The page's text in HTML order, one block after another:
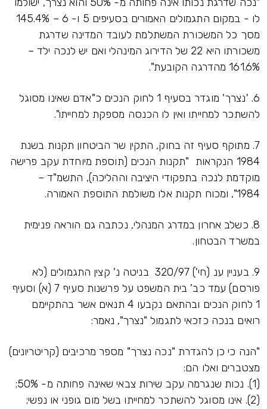
לו - במקום התגמולים האמורים בסעיפים 5 ו- 6 – 145.4%
מסך כל המשכורת המשתלמת לעובד המדינה שדרגת
משכורתו היא 22 של הדירוג המינהלי ואם יש לנכה ילד –
161.6% מהדרגה הקובעת".
6. 'נצרך' מוגדר בסעיף 1 לחוק הנכים כ"אדם שאינו מסוגל
להשתכר למחייתו ואין לו הכנסה מספקת למחייתו".
7. מתוקף סעיף זה בחוק, התקין שר הביטחון תקנות בשנת
1984 הנקראות "תקנות הנכים (תוספת מיוחדת עקב פרישה
מוקדמת לנכה בתפקודי היציבה וההליכה), התשמ"ד –
1984", ומכוח תקנות אלו משולמת התוספת האמורה.
8. כשלב אחרון במדרג המנהלי, נכתבה גם הוראה פנימית
במשרד הבטחון.
9. בעניין ענ (חי') 320/97 בניטה נ' קצין התגמולים (לא
פורסם) עמד כב' בית המשפט על פרשנות סעיף 7 (א) וסעיף
1 לחוק הנכים ובהתאם נקבעו 4 תנאים אשר בהתקיימם
רואים בנכה כזכאי לתגמול "נצרך", נאמר:
"הנה כי כן להגדרת "נכה נצרך" מספר מרכיבים (קריטריונים)
מצטברים ואלו הם:
(1). נכות שנגרמה עקב שירות צבאי שאינה פחותה מ- 50%;
(2). אינו מסוגל להשתכר למחייתו בשל מום גופני או נפשי;